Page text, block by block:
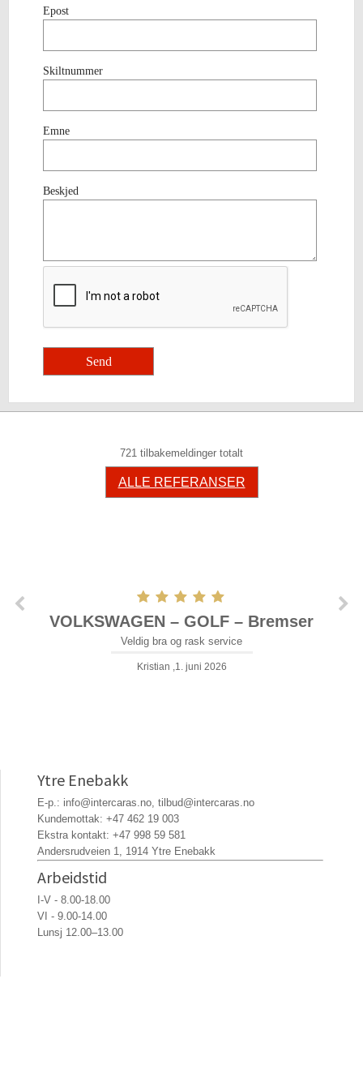
Epost
Skiltnummer
Emne
Beskjed
721 tilbakemeldinger totalt
ALLE REFERANSER
VOLKSWAGEN – GOLF – Bremser
Veldig bra og rask service
Kristian ,1. juni 2026
Ytre Enebakk
E-p.: info@intercaras.no, tilbud@intercaras.no
Kundemottak: +47 462 19 003
Ekstra kontakt: +47 998 59 581
Andersrudveien 1, 1914 Ytre Enebakk
Arbeidstid
I-V - 8.00-18.00
VI - 9.00-14.00
Lunsj 12.00–13.00